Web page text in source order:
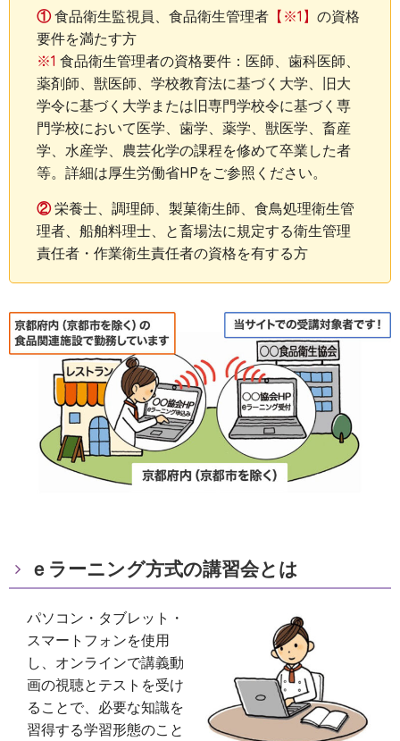
①食品衛生監視員、食品衛生管理者 【※1】 の資格
要件を満たす方
※1 食品衛生管理者の資格要件：医師、歯科医師、
薬剤師、獣医師、学校教育法に基づく大学、旧大
学令に基づく大学または旧専門学校令に基づく専
門学校において医学、歯学、薬学、獣医学、畜産
学、水産学、農芸化学の課程を修めて卒業した者
等。詳細は厚生労働省HPをご参照ください。
②栄養士、調理師、製菓衛生師、食鳥処理衛生管
理者、船舶料理士、と畜場法に規定する衛生管理
責任者・作業衛生責任者の資格を有する方
ｅラーニング方式の講習会とは
パソコン・タブレット・
スマートフォンを使用
し、オンラインで講義動
画の視聴とテストを受け
ることで、必要な知識を
習得する学習形態のこと